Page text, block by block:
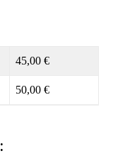
45,00 €
50,00 €
: